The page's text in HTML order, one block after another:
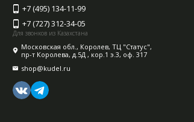
+7 (495) 134-11-99
+7 (727) 312-34-05
Для звонков из Казахстана
Московская обл., Королев, ТЦ "Статус",
пр-т Королева, д.5Д , кор.1 э.3, оф. 317
shop@kudel.ru